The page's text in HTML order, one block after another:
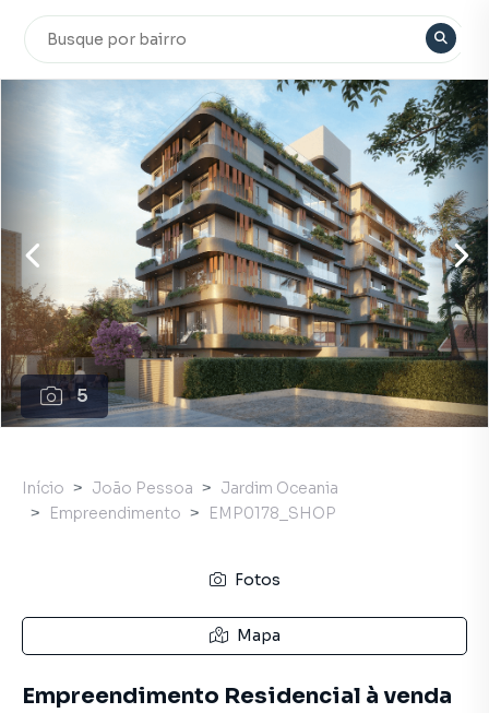
5
Início João Pessoa
Jardim Oceania
Empreendimento
EMP0178_SHOP
Fotos
Mapa
Empreendimento Residencial à venda